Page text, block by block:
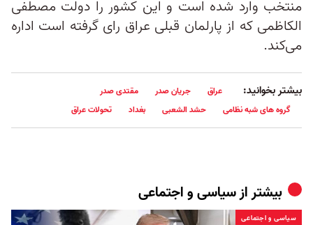
منتخب وارد شده است و این کشور را دولت مصطفی
الکاظمی که از پارلمان قبلی عراق رای گرفته است اداره
می‌کند.
بیشتر بخوانید: عراق جریان صدر
مقتدی صدر
گروه های شبه نظامی
حشد الشعبی بغداد تحولات عراق
بیشتر ازسیاسی و اجتماعی
سیاسی و اجتماعی